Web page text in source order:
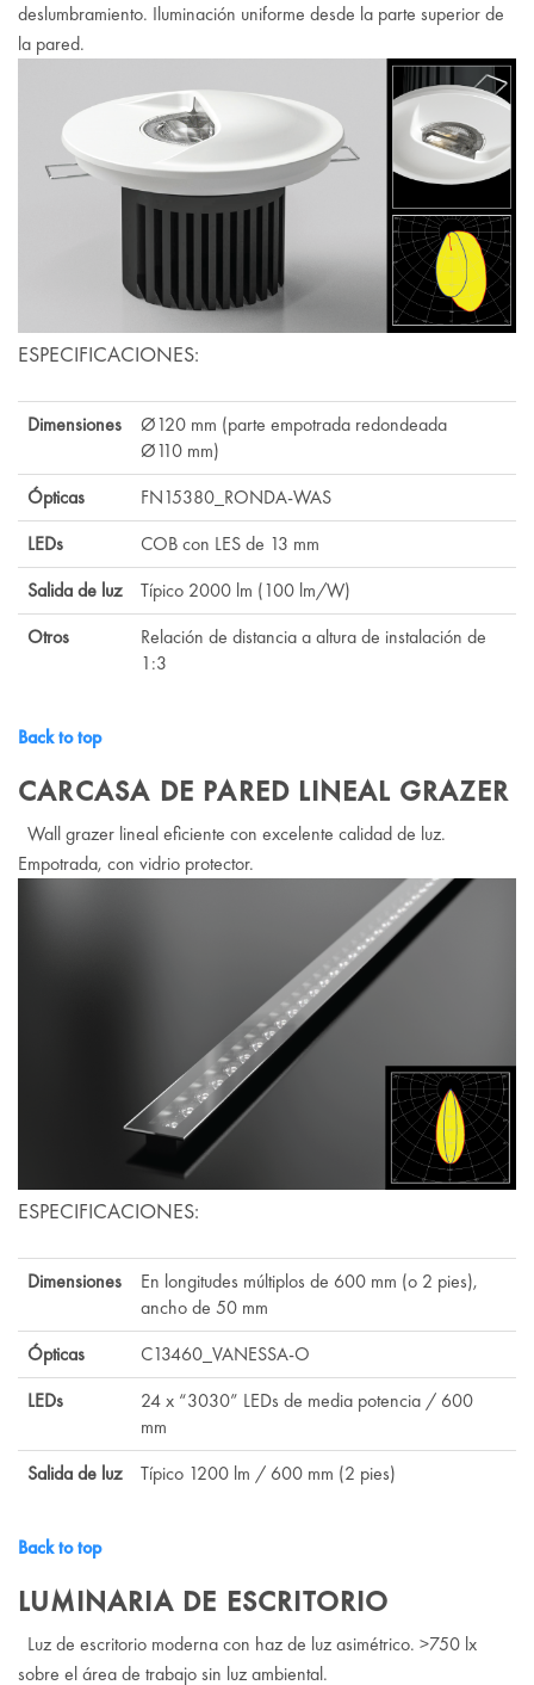
deslumbramiento. Iluminación uniforme desde la parte superior de
la pared.
ESPECIFICACIONES:
Dimensiones
Ø120 mm (parte empotrada redondeada
Ø110 mm)
Ópticas
FN15380_RONDA-WAS
LEDs
COB con LES de 13 mm
Salida de luz
Típico 2000 lm (100 lm/W)
Otros
Relación de distancia a altura de instalación de
1:3
Back to top
CARCASA DE PARED LINEAL GRAZER
Wall grazer lineal eficiente con excelente calidad de luz.
Empotrada, con vidrio protector.
ESPECIFICACIONES:
Dimensiones
En longitudes múltiplos de 600 mm (o 2 pies),
ancho de 50 mm
Ópticas
C13460_VANESSA-O
LEDs
24 x “3030” LEDs de media potencia / 600
mm
Salida de luz
Típico 1200 lm / 600 mm (2 pies)
Back to top
LUMINARIA DE ESCRITORIO
Luz de escritorio moderna con haz de luz asimétrico. >750 lx
sobre el área de trabajo sin luz ambiental.